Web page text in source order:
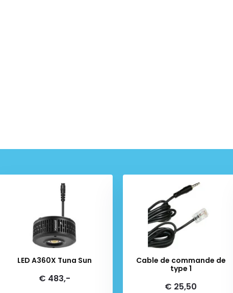
LED A360X Tuna Sun
€ 483,-
Cable de commande de
type 1
€ 25,50